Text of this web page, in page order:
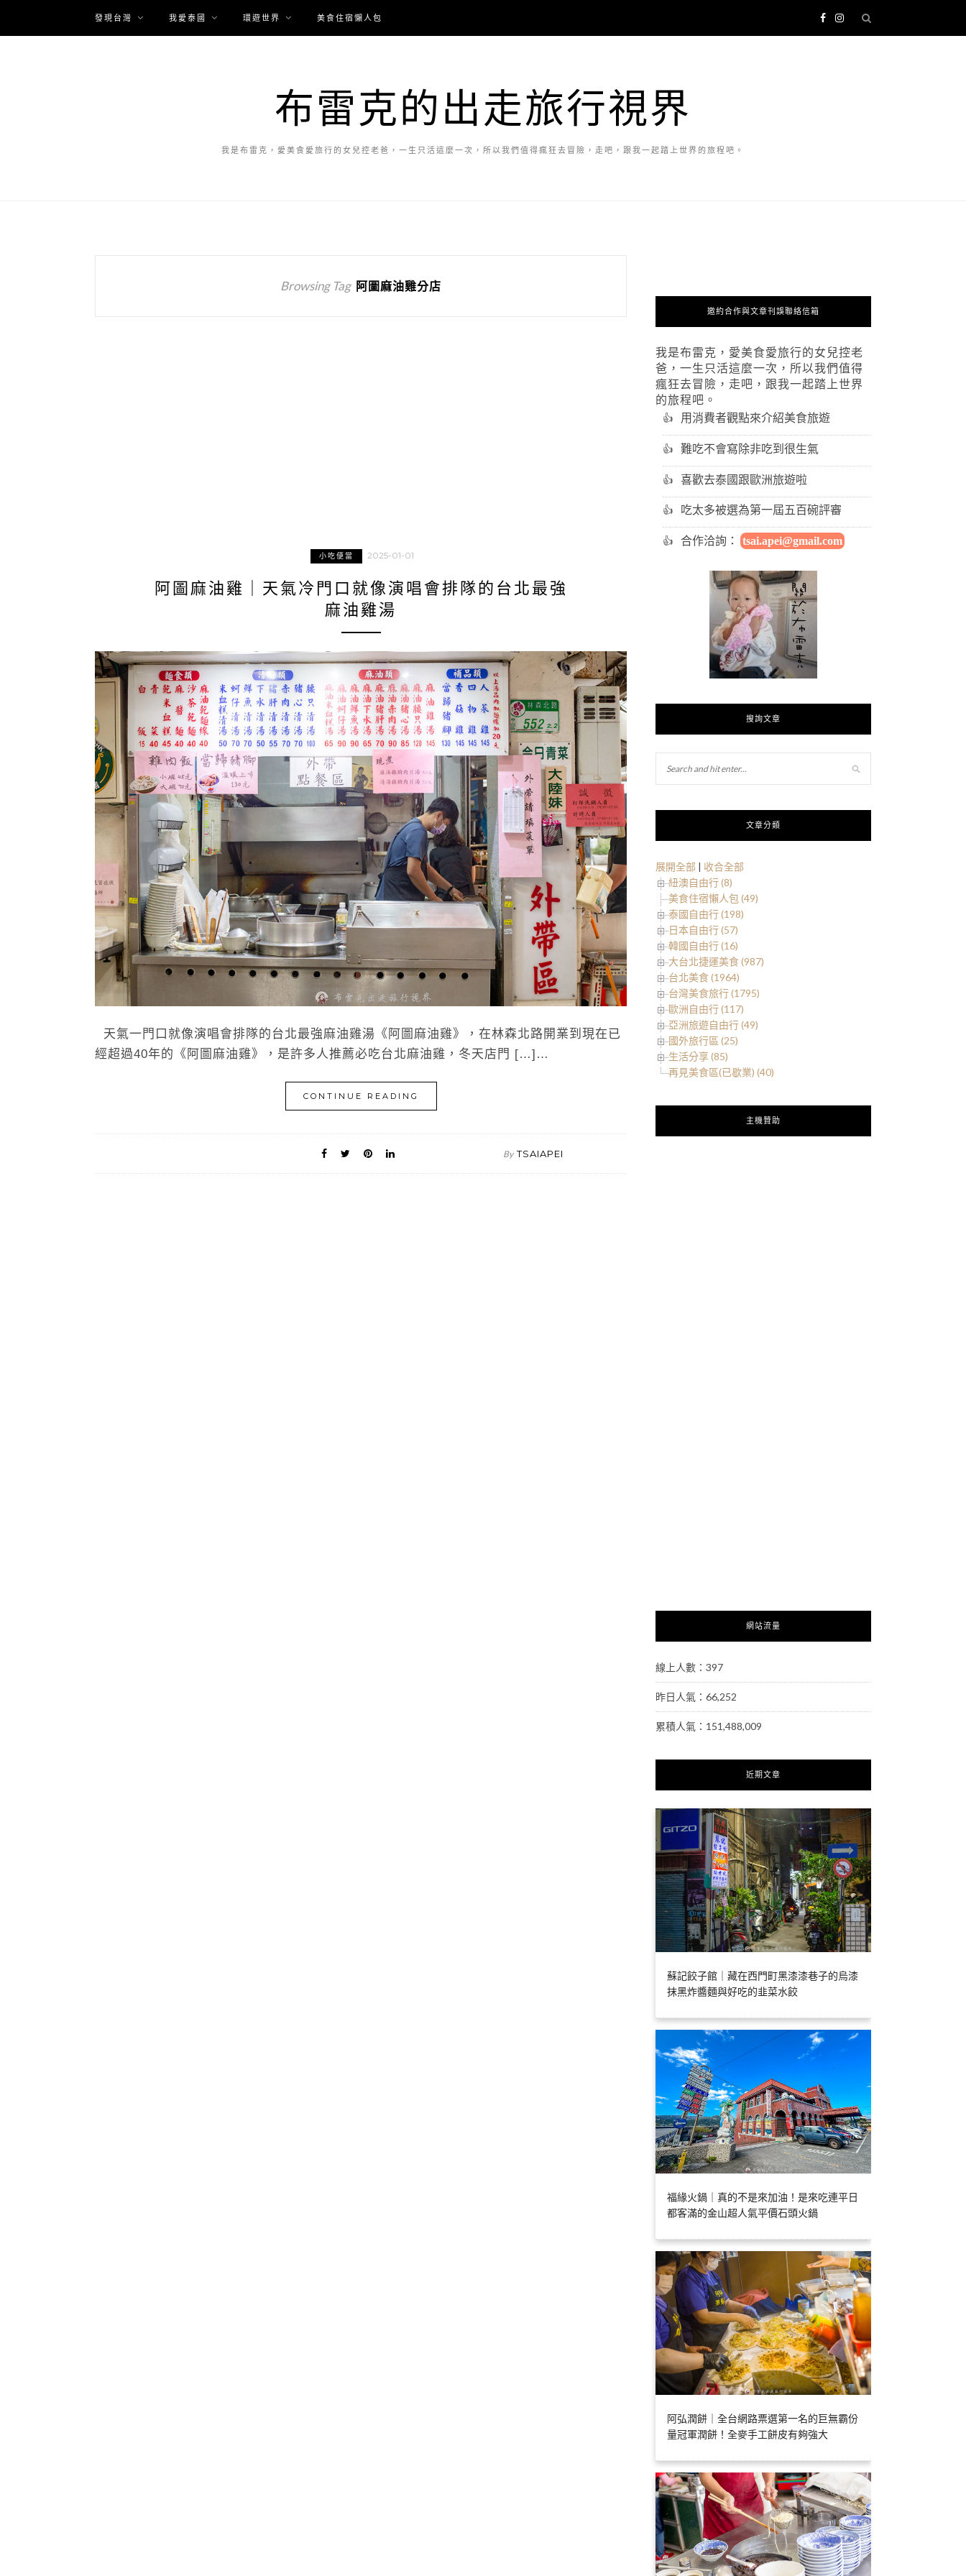
發現台灣 我愛泰國 環遊世界 美食住宿懶人包
布雷克的出走旅行視界
我是布雷克，愛美食愛旅行的女兒控老爸，一生只活這麼一次，所以我們值得瘋狂去冒險，走吧，跟我一起踏上世界的旅程吧。
Browsing Tag 阿圖麻油雞分店
小吃便當 2025-01-01
阿圖麻油雞｜天氣冷門口就像演唱會排隊的台北最強
麻油雞湯
天氣一門口就像演唱會排隊的台北最強麻油雞湯《阿圖麻油雞》，在林森北路開業到現在已
經超過40年的《阿圖麻油雞》，是許多人推薦必吃台北麻油雞，冬天店門 […]…
CONTINUE READING
By TSAIAPEI
邀約合作與文章刊誤聯絡信箱
我是布雷克，愛美食愛旅行的女兒控老
爸，一生只活這麼一次，所以我們值得
瘋狂去冒險，走吧，跟我一起踏上世界
的旅程吧。
用消費者觀點來介紹美食旅遊
難吃不會寫除非吃到很生氣
喜歡去泰國跟歐洲旅遊啦
吃太多被選為第一屆五百碗評審
合作洽詢： tsai.apei@gmail.com
搜詢文章
文章分類
展開全部 | 收合全部
紐澳自由行 (8)
美食住宿懶人包 (49)
泰國自由行 (198)
日本自由行 (57)
韓國自由行 (16)
大台北捷運美食 (987)
台北美食 (1964)
台灣美食旅行 (1795)
歐洲自由行 (117)
亞洲旅遊自由行 (49)
國外旅行區 (25)
生活分享 (85)
再見美食區(已歇業) (40)
主機贊助
網站流量
線上人數：397
昨日人氣：66,252
累積人氣：151,488,009
近期文章
蘇記餃子館｜藏在西門町黑漆漆巷子的烏漆
抹黑炸醬麵與好吃的韭菜水餃
福緣火鍋｜真的不是來加油！是來吃連平日
都客滿的金山超人氣平價石頭火鍋
阿弘潤餅｜全台網路票選第一名的巨無霸份
量冠軍潤餅！全麥手工餅皮有夠強大